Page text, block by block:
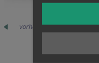
vorherige